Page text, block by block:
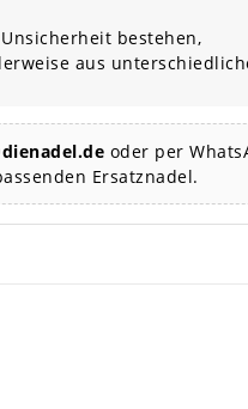
bestehen,
aus
oder per
Ersatznadel.